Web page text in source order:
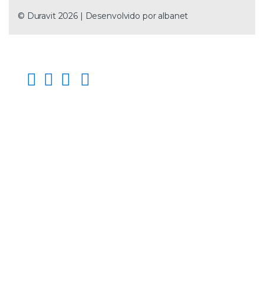
© Duravit 2026 | Desenvolvido por albanet